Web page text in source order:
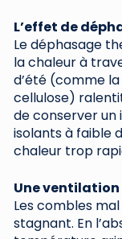
L’effet de
Le déphasage
la chaleur à
d’été (comme
cellulose)
de conserver un
isolants à faible
chaleur trop
Une
Les combles
stagnant. En